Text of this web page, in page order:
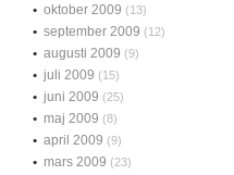
oktober 2009 (13)
september 2009 (12)
augusti 2009 (9)
juli 2009 (15)
juni 2009 (25)
maj 2009 (8)
april 2009 (9)
mars 2009 (23)